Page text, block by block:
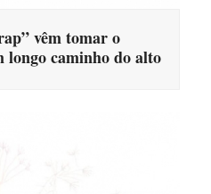
vêm tomar o
longo caminho do alto